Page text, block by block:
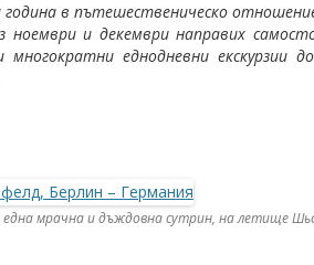
в пътешественическо
и декември направих
многократни еднодневни
една мрачна и дъждовна сутрин, на летище